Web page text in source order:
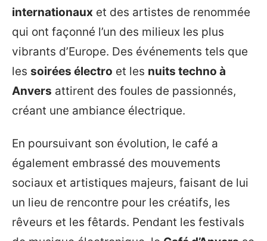
internationaux et des artistes de renommée
qui ont façonné l’un des milieux les plus
vibrants d’Europe. Des événements tels que
les soirées électro et les nuits techno à
Anvers attirent des foules de passionnés,
créant une ambiance électrique.
En poursuivant son évolution, le café a
également embrassé des mouvements
sociaux et artistiques majeurs, faisant de lui
un lieu de rencontre pour les créatifs, les
rêveurs et les fêtards. Pendant les festivals